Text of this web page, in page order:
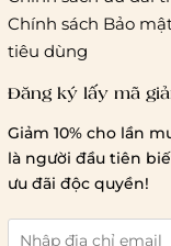
Hà Nội và các tỉnh
Lưu ý chung về
giao
giao
Chính sách Bảo
tiêu dùng
Đăng ký lấy mã
Giảm 10% cho lần
là người đầu tiên
ưu đãi độc quyền!